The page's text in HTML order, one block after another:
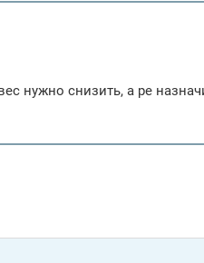
нужно снизить, а ре